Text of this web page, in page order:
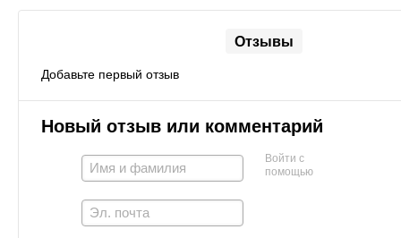
Отзывы
Добавьте первый отзыв
Новый отзыв или комментарий
Войти с
помощью